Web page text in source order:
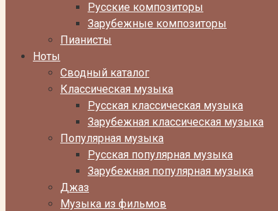
Русские композиторы
Зарубежные композиторы
Пианисты
Ноты
Сводный каталог
Классическая музыка
Русская классическая музыка
Зарубежная классическая музыка
Популярная музыка
Русская популярная музыка
Зарубежная популярная музыка
Джаз
Музыка из фильмов